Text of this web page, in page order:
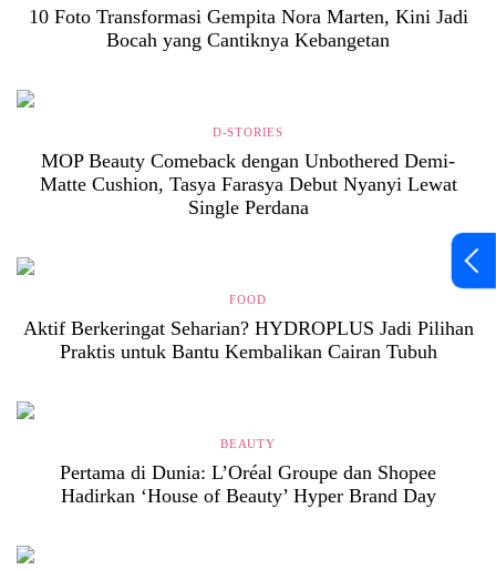
10 Foto Transformasi Gempita Nora Marten, Kini Jadi
Bocah yang Cantiknya Kebangetan
D-STORIES
MOP Beauty Comeback dengan Unbothered Demi-
Matte Cushion, Tasya Farasya Debut Nyanyi Lewat
Single Perdana
FOOD
Aktif Berkeringat Seharian? HYDROPLUS Jadi Pilihan
Praktis untuk Bantu Kembalikan Cairan Tubuh
BEAUTY
Pertama di Dunia: L’Oréal Groupe dan Shopee
Hadirkan ‘House of Beauty’ Hyper Brand Day